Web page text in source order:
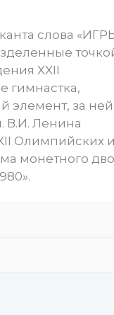
слова
XXII
гимнастка,
элемент, за ней
В.И. Ленина
Олимпийских
монетного